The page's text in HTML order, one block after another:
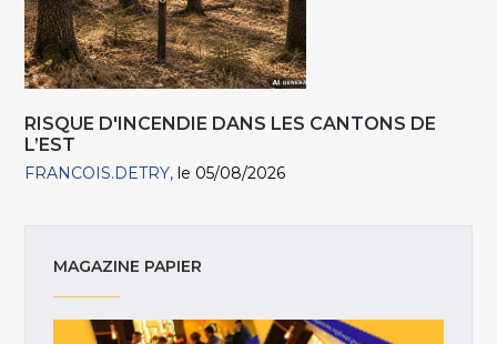
RISQUE D'INCENDIE DANS LES CANTONS DE
L’EST
FRANCOIS.DETRY le 05/08/2026
MAGAZINE PAPIER